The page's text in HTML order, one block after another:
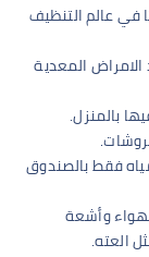
في عالم التنظيف
المعدية
بالمنزل.
فقط بالصندوق
وأشعة
العته.